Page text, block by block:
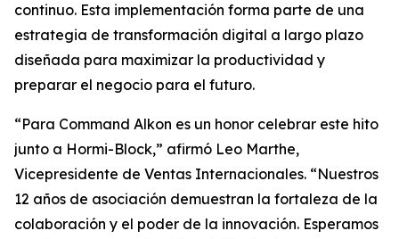
continuo. Esta implementación forma parte de una
estrategia de transformación digital a largo plazo
diseñada para maximizar la productividad y
preparar el negocio para el futuro.
“Para Command Alkon es un honor celebrar este hito
junto a Hormi-Block,” afirmó Leo Marthe,
Vicepresidente de Ventas Internacionales. “Nuestros
12 años de asociación demuestran la fortaleza de la
colaboración y el poder de la innovación. Esperamos